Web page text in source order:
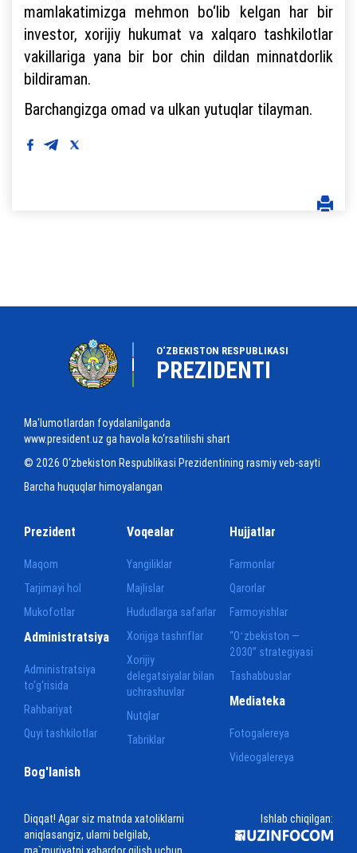
mamlakatimizga mehmon bo‘lib kelgan har bir
investor, xorijiy hukumat va xalqaro tashkilotlar
vakillariga yana bir bor chin dildan minnatdorlik
bildiraman.
Barchangizga omad va ulkan yutuqlar tilayman.
O‘ZBEKISTON RESPUBLIKASI
PREZIDENTI
Ma'lumotlardan foydalanilganda
www.president.uz ga havola ko‘rsatilishi shart
© 2026 O‘zbekiston Respublikasi Prezidentining rasmiy veb-sayti
Barcha huquqlar himoyalangan
Prezident
Maqom
Tarjimayi hol
Mukofotlar
Voqealar
Yangiliklar
Majlislar
Hududlarga safarlar
Xorijga tashriflar
Xorijiy
delegatsiyalar bilan
uchrashuvlar
Nutqlar
Tabriklar
Hujjatlar
Farmonlar
Qarorlar
Farmoyishlar
“Oʻzbekiston —
2030” strategiyasi
Tashabbuslar
Administratsiya
Administratsiya
to‘g‘risida
Rahbariyat
Quyi tashkilotlar
Mediateka
Fotogalereya
Videogalereya
Bog'lanish
Diqqat! Agar siz matnda xatoliklarni
aniqlasangiz, ularni belgilab,
Ishlab chiqilgan: